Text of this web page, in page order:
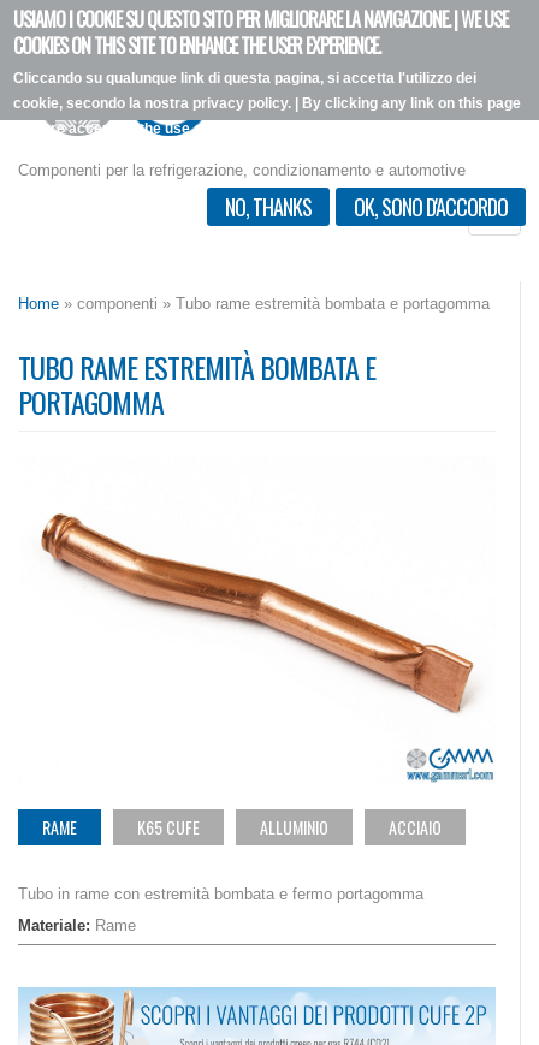
USIAMO I COOKIE SU QUESTO SITO PER MIGLIORARE LA NAVIGAZIONE. | WE USE
COOKIES ON THIS SITE TO ENHANCE THE USER EXPERIENCE.
Cliccando su qualunque link di questa pagina, si accetta l'utilizzo dei
cookie, secondo la nostra privacy policy. | By clicking any link on this page
you are accepting the use of the cookies outlined in our privacy policy.
OK, SONO D'ACCORDO
NO, THANKS
Salta
contenuto
principale
Componenti per la refrigerazione, condizionamento e automotive
Toggle
Home » componenti » Tubo rame estremità bombata e portagomma
TUBO RAME ESTREMITÀ BOMBATA E
PORTAGOMMA
RAME K65 CUFE ALLUMINIO ACCIAIO
Tubo in rame con estremità bombata e fermo portagomma
Materiale: Rame